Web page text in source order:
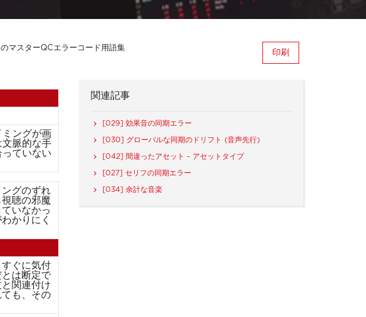
マスターQCエラーコード用語集
印刷
ミングが画
文脈的な手
ていない
グのずれ
聴の邪魔
いなかっ
かりにく
ぐに気付
は断定で
関連付け
も、その
関連記事
[029] 効果⾳の同期エラー
[030] グローバルな同期のドリフト (音声先行)
[042] 間違ったアセット - アセットタイプ
[027] セリフの同期エラー
[034] 余計な音楽